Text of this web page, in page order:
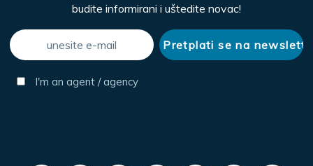
budite informirani i uštedite novac!
I'm an agent / agency